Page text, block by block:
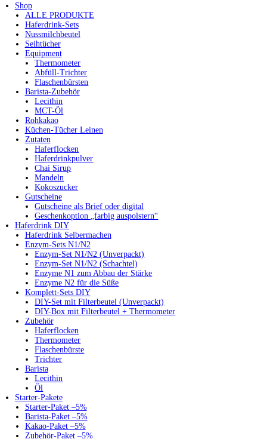
Shop
ALLE PRODUKTE
Haferdrink-Sets
Nussmilchbeutel
Seihtücher
Equipment
Thermometer
Abfüll-Trichter
Flaschenbürsten
Barista-Zubehör
Lecithin
MCT-Öl
Rohkakao
Küchen-Tücher Leinen
Zutaten
Haferflocken
Haferdrinkpulver
Chai Sirup
Mandeln
Kokoszucker
Gutscheine
Gutscheine als Brief oder digital
Geschenkoption „farbig auspolstern“
Haferdrink DIY
Haferdrink Selbermachen
Enzym-Sets N1/N2
Enzym-Set N1/N2 (Unverpackt)
Enzym-Set N1/N2 (Schachtel)
Enzyme N1 zum Abbau der Stärke
Enzyme N2 für die Süße
Komplett-Sets DIY
DIY-Set mit Filterbeutel (Unverpackt)
DIY-Box mit Filterbeutel + Thermometer
Zubehör
Haferflocken
Thermometer
Flaschenbürste
Trichter
Barista
Lecithin
Öl
Starter-Pakete
Starter-Paket –5%
Barista-Paket –5%
Kakao-Paket –5%
Zubehör-Paket –5%